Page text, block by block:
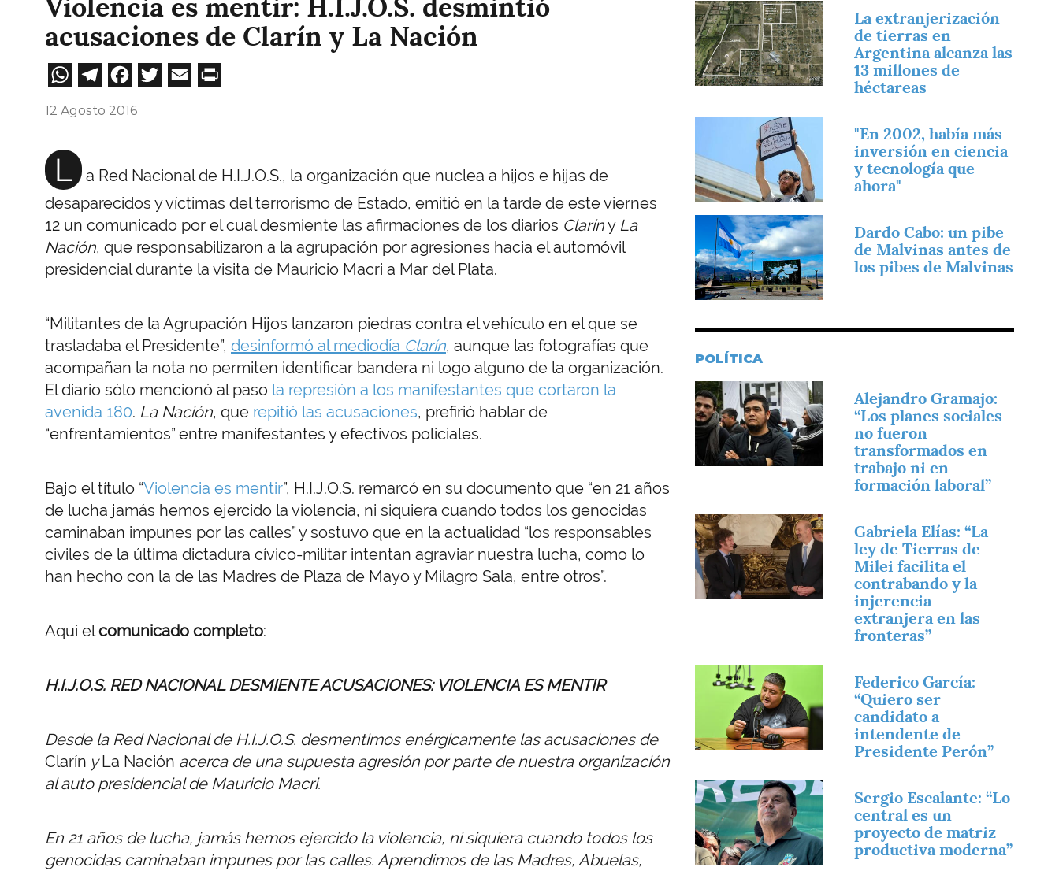
Violencia es mentir: H.I.J.O.S. desmintió
acusaciones de Clarín y La Nación
WhatsApp
Telegram
Facebook
Twitter
Email
12 Agosto 2016
L
a Red Nacional de H.I.J.O.S., la organización que nuclea a hijos e hijas de
desaparecidos y víctimas del terrorismo de Estado, emitió en la tarde de este viernes
12 un comunicado por el cual desmiente las afirmaciones de los diarios Claríny La
Nación, que responsabilizaron a la agrupación por agresiones hacia el automóvil
presidencial durante la visita de Mauricio Macri a Mar del Plata.
“Militantes de la Agrupación Hijos lanzaron piedras contra el vehículo en el que se
trasladaba el Presidente”, desinformó al mediodía Clarín, aunque las fotografías que
acompañan la nota no permiten identificar bandera ni logo alguno de la organización.
El diario sólo mencionó al paso la represión a los manifestantes que cortaron la
avenida 180. La Nación, que repitió las acusaciones, prefirió hablar de
“enfrentamientos” entre manifestantes y efectivos policiales.
Bajo el título “Violencia es mentir”, H.I.J.O.S. remarcó en su documento que “en 21 años
de lucha jamás hemos ejercido la violencia, ni siquiera cuando todos los genocidas
caminaban impunes por las calles” y sostuvo que en la actualidad “los responsables
civiles de la última dictadura cívico-militar intentan agraviar nuestra lucha, como lo
han hecho con la de las Madres de Plaza de Mayo y Milagro Sala, entre otros”.
Aquí elcomunicado completo:
H.I.J.O.S. RED NACIONAL DESMIENTE ACUSACIONES: VIOLENCIA ES MENTIR
Desde la Red Nacional de H.I.J.O.S. desmentimos enérgicamente las acusaciones de
Clarín yLa Nación acerca de una supuesta agresión por parte de nuestra organización
al auto presidencial de Mauricio Macri.
En 21 años de lucha, jamás hemos ejercido la violencia, ni siquiera cuando todos los
genocidas caminaban impunes por las calles. Aprendimos de las Madres, Abuelas,
Imagen
La extranjerización
de tierras en
Argentina alcanza las
13 millones de
héctareas
"En 2002, había más
inversión en ciencia
y tecnología que
ahora"
Imagen
Dardo Cabo: un pibe
de Malvinas antes de
los pibes de Malvinas
POLÍTICA
Imagen
Alejandro Gramajo:
“Los planes sociales
no fueron
transformados en
trabajo ni en
formación laboral”
Imagen
Gabriela Elías: “La
ley de Tierras de
Milei facilita el
contrabando y la
injerencia
extranjera en las
fronteras”
Imagen
Federico García:
“Quiero ser
candidato a
intendente de
Presidente Perón”
Imagen
Sergio Escalante: “Lo
central es un
proyecto de matriz
productiva moderna”